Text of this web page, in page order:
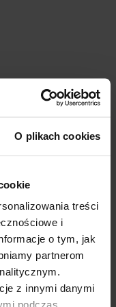
O plikach cookies
treści
i
o tym, jak
partnerom
z innymi danymi
podczas